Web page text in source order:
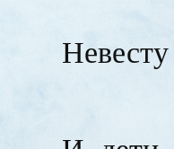
Невесту